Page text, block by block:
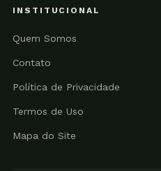
INSTITUCIONAL
Quem Somos
Contato
Política de Privacidade
Termos de Uso
Mapa do Site